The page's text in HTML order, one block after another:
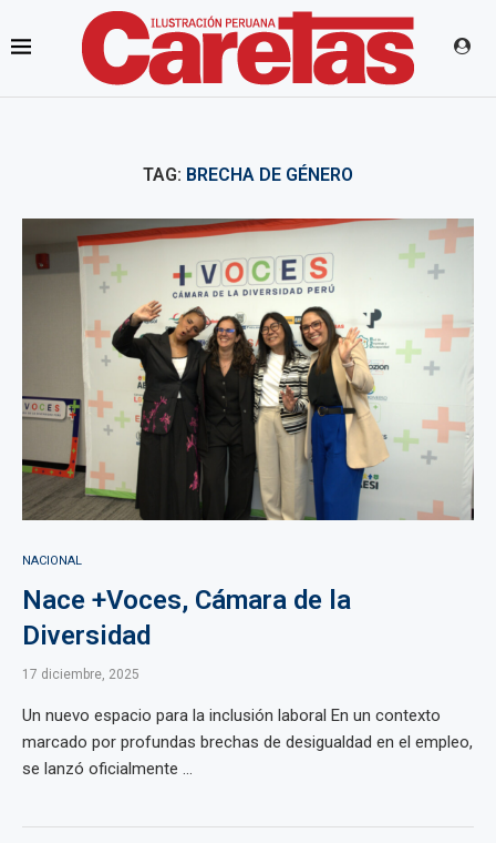
TAG: BRECHA DE GÉNERO
NACIONAL
Nace +Voces, Cámara de la
Diversidad
17 diciembre, 2025
Un nuevo espacio para la inclusión laboral En un contexto
marcado por profundas brechas de desigualdad en el empleo,
se lanzó oficialmente ...